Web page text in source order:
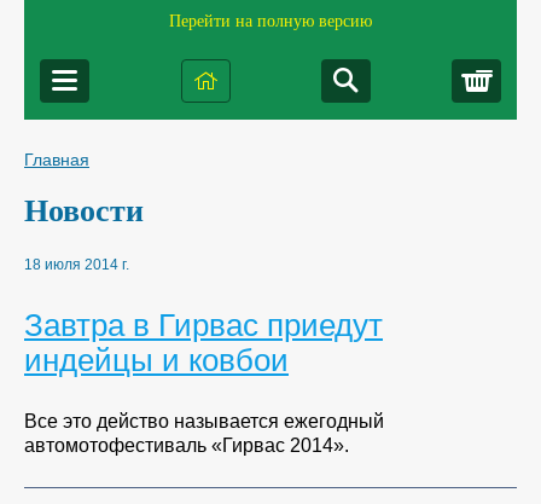
Перейти на полную версию
Главная
Новости
18 июля 2014 г.
Завтра в Гирвас приедут
индейцы и ковбои
Все это действо называется ежегодный
автомотофестиваль «Гирвас 2014».